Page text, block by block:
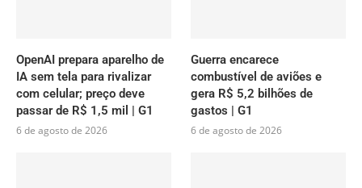
OpenAI prepara aparelho de
IA sem tela para rivalizar
com celular; preço deve
passar de R$ 1,5 mil | G1
6 de agosto de 2026
Guerra encarece
combustível de aviões e
gera R$ 5,2 bilhões de
gastos | G1
6 de agosto de 2026